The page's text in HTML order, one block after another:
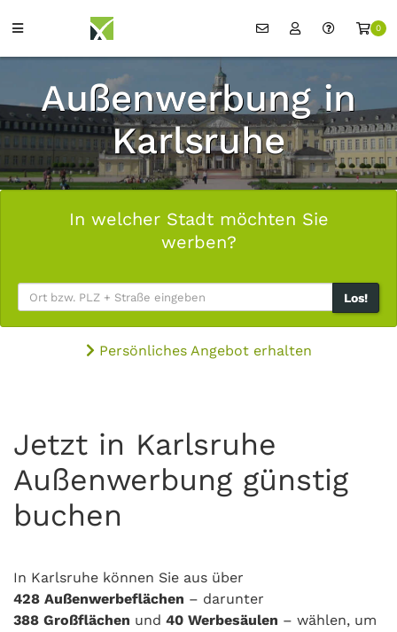
0
Außenwerbung in
Karlsruhe
In welcher Stadt möchten Sie
werben?
Los!
Persönliches Angebot erhalten
Jetzt in Karlsruhe
Außenwerbung günstig
buchen
In Karlsruhe können Sie aus über
428 Außenwerbeflächen – darunter
388 Großflächen und 40 Werbesäulen – wählen, um